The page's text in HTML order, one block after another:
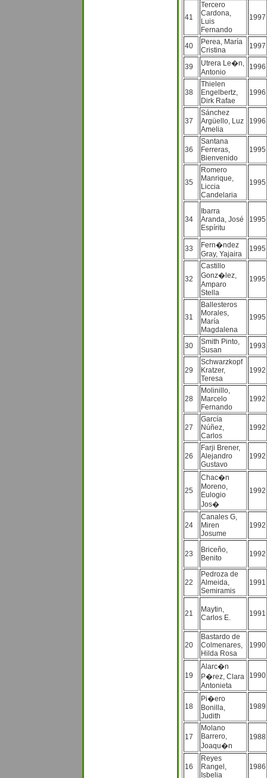
41
Tercero
Cardona,
Luis
Fernando
1997
40
Perea, María
Cristina
1997
39
Utrera Le�n,
Antonio
1996
38
Thielen
Engelbertz,
Dirk Rafae
1996
37
Sánchez
Argüello, Luz
Amelia
1996
36
Santana
Ferreras,
Bienvenido
1995
35
Romero
Manrique,
Liccia
Candelaria
1995
34
Ibarra
Aranda, José
Espíritu
1995
33
Fern�ndez
Gray, Yajaira
1995
32
Castillo
Gonz�lez,
Amparo
Stella
1995
31
Ballesteros
Morales,
María
Magdalena
1995
30
Smith Pinto,
Susan
1993
29
Schwarzkopf
Kratzer,
Teresa
1992
28
Molinillo,
Marcelo
Fernando
1992
27
García
Núñez,
Carlos
1992
26
Farji Brener,
Alejandro
Gustavo
1992
25
Chac�n
Moreno,
Eulogio
Jos�
1992
24
Canales G,
Miren
Josume
1992
23
Briceño,
Benito
1992
22
Pedroza de
Almeida,
Semiramis
1991
21
Maytin,
Carlos E.
1991
20
Bastardo de
Colmenares,
Hilda Rosa
1990
19
Alarc�n
P�rez, Clara
Antonieta
1990
18
Pi�ero
Bonilla,
Judith
1989
17
Molano
Barrero,
Joaqu�n
1988
16
Reyes
Rangel,
Isbelia
1986